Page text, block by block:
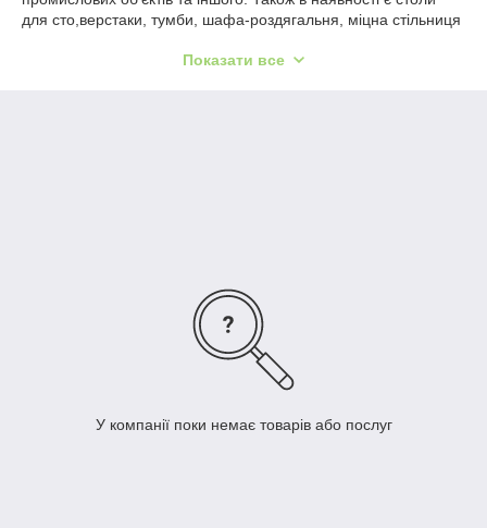
для сто,верстаки, тумби, шафа-роздягальня, міцна стільниця
Показати все
У компанії поки немає товарів або послуг